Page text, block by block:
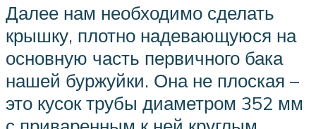
Далее нам необходимо сделать
крышку, плотно надевающуюся на
основную часть первичного бака
нашей буржуйки. Она не плоская –
это кусок трубы диаметром 352 мм